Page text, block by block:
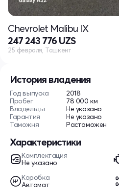
История владения
Год выпуска
2018
Пробег
78 000 км
Владельцы
Не указано
Гарантия
Не указано
Таможня
Растаможен
Характеристики
Комплектация
Не указано
Коробка
Автомат
Chevrolet Malibu IX
247 243 776 UZS
25 февраля, Ташкент